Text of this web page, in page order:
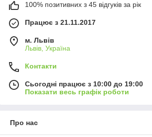
100% позитивних з 45 відгуків за рік
Працює з 21.11.2017
м. Львів
Львів, Україна
Контакти
Сьогодні працює з 10:00 до 19:00
Показати весь графік роботи
Про нас